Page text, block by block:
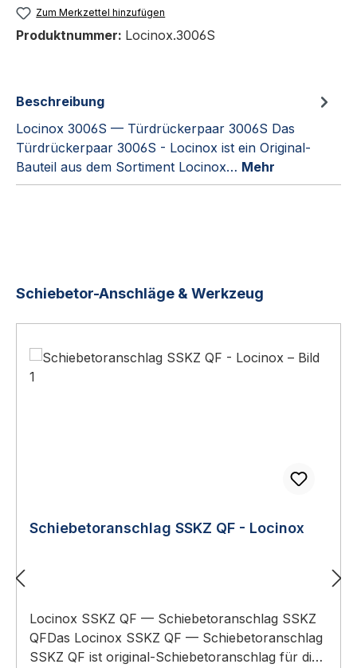
Zum Merkzettel hinzufügen
Produktnummer: Locinox.3006S
Beschreibung
Locinox 3006S — Türdrückerpaar 3006S Das
Türdrückerpaar 3006S - Locinox ist ein Original-
Bauteil aus dem Sortiment Locinox… Mehr
Produktgalerie überspringen
Schiebetor-Anschläge & Werkzeug
Schiebetoranschlag SSKZ QF - Locinox
Locinox SSKZ QF — Schiebetoranschlag SSKZ
QFDas Locinox SSKZ QF — Schiebetoranschlag
SSKZ QF ist original-Schiebetoranschlag für die